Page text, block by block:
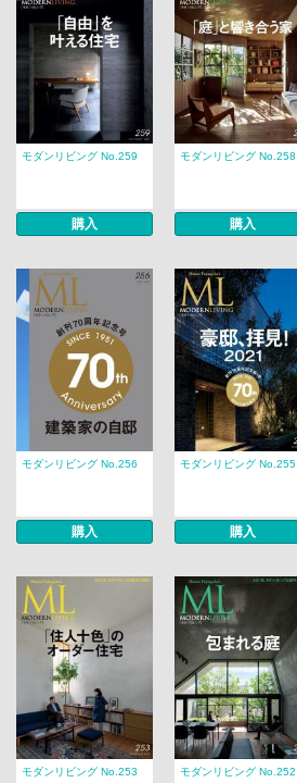
モダンリビング No.259
購入
モダンリビング No.258
購入
モダンリビング No.256
購入
モダンリビング No.255
購入
モダンリビング No.253 モダンリビング No.252